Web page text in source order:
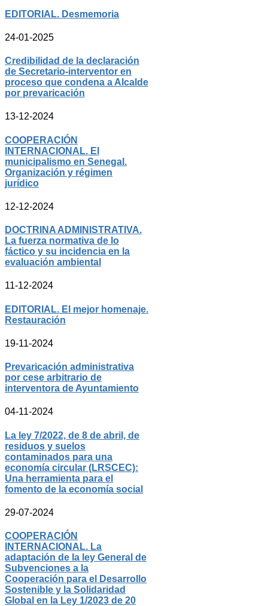
EDITORIAL. Desmemoria
24-01-2025
Credibilidad de la declaración
de Secretario-interventor en
proceso que condena a Alcalde
por prevaricación
13-12-2024
COOPERACIÓN
INTERNACIONAL. El
municipalismo en Senegal.
Organización y régimen
jurídico
12-12-2024
DOCTRINA ADMINISTRATIVA.
La fuerza normativa de lo
fáctico y su incidencia en la
evaluación ambiental
11-12-2024
EDITORIAL. El mejor homenaje.
Restauración
19-11-2024
Prevaricación administrativa
por cese arbitrario de
interventora de Ayuntamiento
04-11-2024
La ley 7/2022, de 8 de abril, de
residuos y suelos
contaminados para una
economía circular (LRSCEC):
Una herramienta para el
fomento de la economía social
29-07-2024
COOPERACIÓN
INTERNACIONAL. La
adaptación de la ley General de
Subvenciones a la
Cooperación para el Desarrollo
Sostenible y la Solidaridad
Global en la Ley 1/2023 de 20